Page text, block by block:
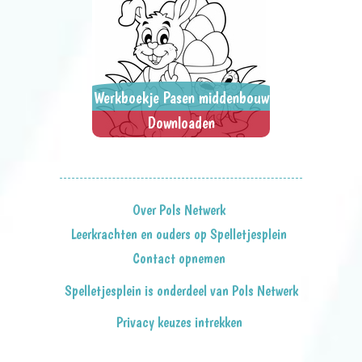
Werkboekje Pasen middenbouw
Downloaden
Over Pols Netwerk
Leerkrachten en ouders op Spelletjesplein
Contact opnemen
Spelletjesplein is onderdeel van Pols Netwerk
Privacy keuzes intrekken